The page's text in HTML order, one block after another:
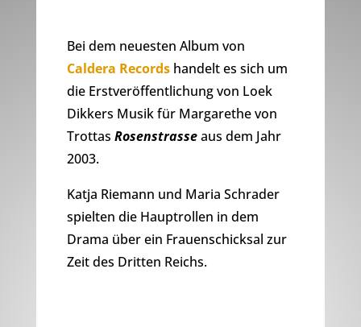
Bei dem neuesten Album von
Caldera Recordshandelt es sich um
die Erstveröffentlichung von Loek
Dikkers Musik für Margarethe von
Trottas Rosenstrasseaus dem Jahr
2003.
Katja Riemann und Maria Schrader
spielten die Hauptrollen in dem
Drama über ein Frauenschicksal zur
Zeit des Dritten Reichs.